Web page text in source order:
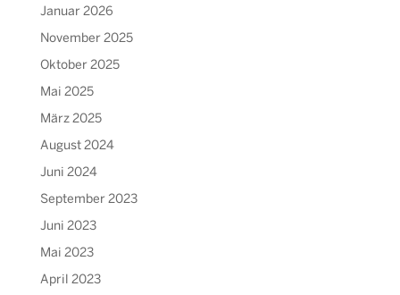
Januar 2026
November 2025
Oktober 2025
Mai 2025
März 2025
August 2024
Juni 2024
September 2023
Juni 2023
Mai 2023
April 2023